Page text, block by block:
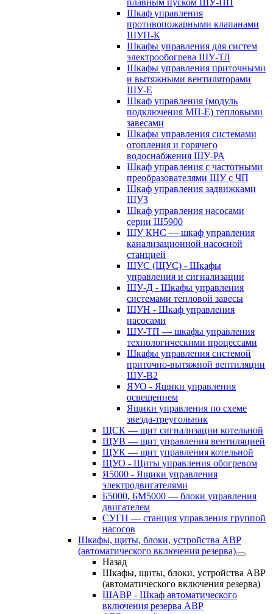
плавным пуском ШУ-ПП
Шкаф управления
противопожарными клапанами
ШУП-К
Шкафы управления для систем
электрообогрева ШУ-ТЛ
Шкафы управления приточными
и вытяжными вентиляторами
ШУ-Е
Шкаф управления (модуль
подключения МП-Е) тепловыми
завесами
Шкафы управления системами
отопления и горячего
водоснабжения ШУ-РА
Шкаф управления с частотными
преобразователями ШУ с ЧП
Шкаф управления задвижками
ШУЗ
Шкаф управления насосами
серии Ш5900
ШУ КНС — шкаф управления
канализационной насосной
станцией
ШУС (ЩУС) - Шкафы
управления и сигнализации
ШУ-Д - Шкафы управления
системами тепловой завесы
ШУН - Шкаф управления
насосами
ШУ-ТП — шкафы управления
технологическими процессами
Шкафы управления системой
приточно-вытяжной вентиляции
ШУ-В2
ЯУО - Ящики управления
освещением
Ящики управления по схеме
звезда-треугольник
ЩСК — щит сигнализации котельной
ЩУВ — щит управления вентиляцией
ЩУК — щит управления котельной
ЩУО - Щиты управления обогревом
Я5000 - Ящики управления
электродвигателями
Б5000, БМ5000 — блоки управления
двигателем
СУГН — станция управления группой
насосов
Шкафы, щиты, блоки, устройства АВР
(автоматического включения резерва)
Назад
Шкафы, щиты, блоки, устройства АВР
(автоматического включения резерва)
ШАВР - Шкаф автоматического
включения резерва АВР